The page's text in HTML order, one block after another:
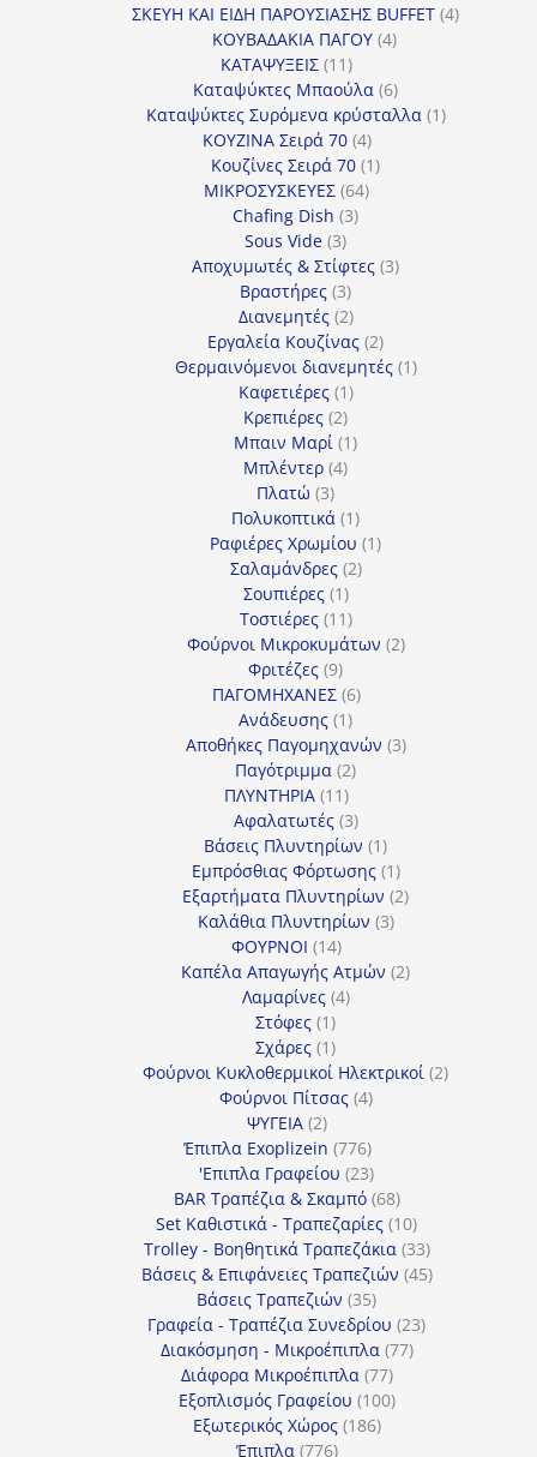
προϊόν
ΣΚΕΥΗ ΚΑΙ ΕΙΔΗ ΠΑΡΟΥΣΙΑΣΗΣ BUFFET 44
ΚΟΥΒΑΔΑΚΙΑ ΠΑΓΟΥ 44
ΚΑΤΑΨΥΞΕΙΣ 1111
προϊόντα
Καταψύκτες Μπαούλα 66
προϊόντα
Καταψύκτες Συρόμενα κρύσταλλα 11
ΚΟΥΖΙΝΑ Σειρά 70 44
προϊόντα
Κουζίνες Σειρά 70 11
ΜΙΚΡΟΣΥΣΚΕΥΕΣ 6464
Chafing Dish 33
Sous Vide 33
προϊόντα
Αποχυμωτές & Στίφτες 33
Βραστήρες 33
προϊόντα
Διανεμητές 22
προϊόντα
Εργαλεία Κουζίνας 22
προϊόντα
Θερμαινόμενοι διανεμητές 11
Καφετιέρες 11
προϊόν
Κρεπιέρες 22
προϊόντα
Μπαιν Μαρί 11
Μπλέντερ 44
Πλατώ 33
προϊόντα
Πολυκοπτικά 11
προϊόν
Ραφιέρες Χρωμίου 11
Σαλαμάνδρες 22
Σουπιέρες 11
προϊόν
Τοστιέρες 1111
προϊόντα
Φούρνοι Μικροκυμάτων 22
Φριτέζες 99
προϊόντα
ΠΑΓΟΜΗΧΑΝΕΣ 66
Ανάδευσης 11
προϊόν
Αποθήκες Παγομηχανών 33
Παγότριμμα 22
ΠΛΥΝΤΗΡΙΑ 1111
προϊόντα
Αφαλατωτές 33
προϊόντα
Βάσεις Πλυντηρίων 11
προϊόν
Εμπρόσθιας Φόρτωσης 11
προϊόν
Εξαρτήματα Πλυντηρίων 22
Καλάθια Πλυντηρίων 33
ΦΟΥΡΝΟΙ 1414
προϊόντα
Καπέλα Απαγωγής Ατμών 22
Λαμαρίνες 44
Στόφες 11
προϊόν
Σχάρες 11
προϊόν
Φούρνοι Κυκλοθερμικοί Ηλεκτρικοί 22
Φούρνοι Πίτσας 44
ΨΥΓΕΙΑ 22
προϊόντα
Έπιπλα Exoplizein 776776
προϊόντα
'Επιπλα Γραφείου 2323
προϊόντα
BAR Τραπέζια & Σκαμπό 6868
προϊόντα
Set Καθιστικά - Τραπεζαρίες 1010
προϊόντα
Trolley - Βοηθητικά Τραπεζάκια 3333
προϊόντα
Βάσεις & Επιφάνειες Τραπεζιών 4545
Βάσεις Τραπεζιών 3535
προϊόντα
Γραφεία - Τραπέζια Συνεδρίου 2323
Διακόσμηση - Μικροέπιπλα 7777
Διάφορα Μικροέπιπλα 7777
προϊόντα
Εξοπλισμός Γραφείου 100100
Εξωτερικός Χώρος 186186
Έπιπλα 776776